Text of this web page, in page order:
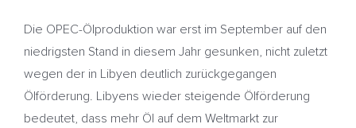
Die OPEC-Ölproduktion war erst im September auf den
niedrigsten Stand in diesem Jahr gesunken, nicht zuletzt
wegen der in Libyen deutlich zurückgegangen
Ölförderung. Libyens wieder steigende Ölförderung
bedeutet, dass mehr Öl auf dem Weltmarkt zur